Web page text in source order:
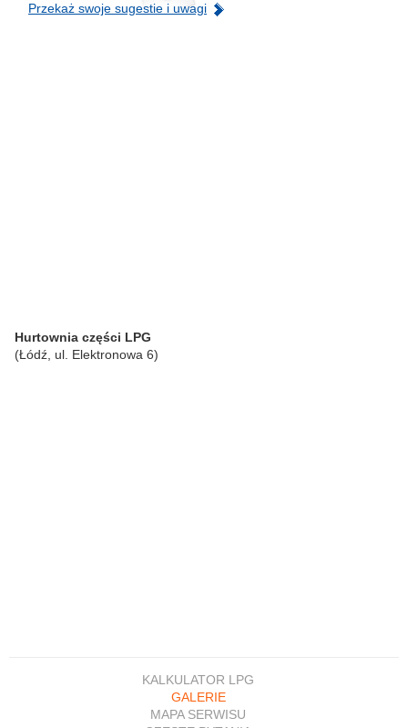
Przekaż swoje sugestie i uwagi
Hurtownia części LPG
(Łódź, ul. Elektronowa 6)
KALKULATOR LPG
GALERIE
MAPA SERWISU